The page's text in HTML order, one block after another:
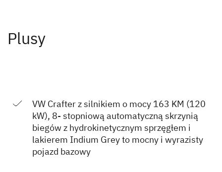
Plusy
VW Crafter z silnikiem o mocy 163 KM (120
kW), 8- stopniową automatyczną skrzynią
biegów z hydrokinetycznym sprzęgłem i
lakierem Indium Grey to mocny i wyrazisty
pojazd bazowy